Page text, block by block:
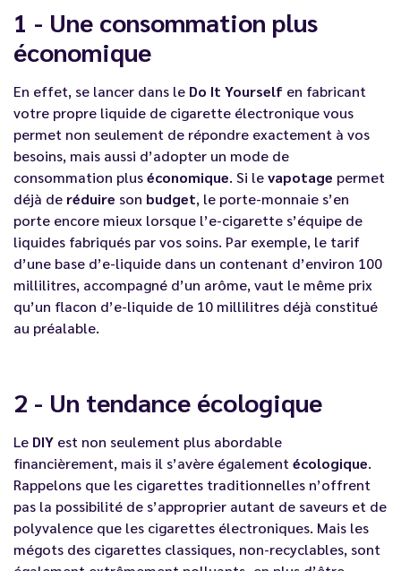
1 - Une consommation plus
économique
En effet, se lancer dans le Do It Yourself en fabricant
votre propre liquide de cigarette électronique vous
permet non seulement de répondre exactement à vos
besoins, mais aussi d’adopter un mode de
consommation pluséconomique. Si levapotage permet
déjà de réduire son budget, le porte-monnaie s’en
porte encore mieux lorsque l’e-cigarette s’équipe de
liquides fabriqués par vos soins. Par exemple, le tarif
d’une base d’e-liquide dans un contenant d’environ 100
millilitres, accompagné d’un arôme, vaut le même prix
qu’un flacon d’e-liquide de 10 millilitres déjà constitué
au préalable.
2 - Un tendance écologique
Le DIY est non seulement plus abordable
financièrement, mais il s’avère également écologique.
Rappelons que les cigarettes traditionnelles n’offrent
pas la possibilité de s’approprier autant de saveurs et de
polyvalence que les cigarettes électroniques. Mais les
mégots des cigarettes classiques, non-recyclables, sont